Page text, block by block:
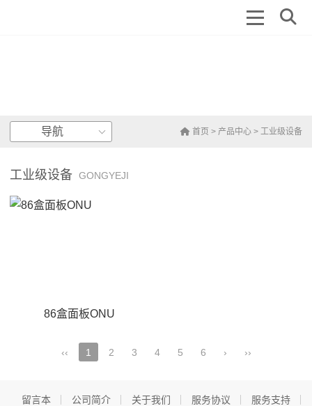
导航 首页 > 产品中心 > 工业级设备
工业级设备 GONGYEJI
86盒面板ONU
‹‹ 1 2 3 4 5 6 › ››
留言本 公司简介 关于我们 服务协议
服务支持